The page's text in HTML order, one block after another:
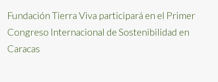
Fundación Tierra Viva participará en el Primer
Congreso Internacional de Sostenibilidad en
Caracas